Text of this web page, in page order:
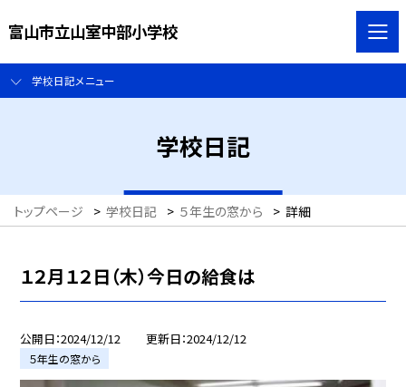
富山市立山室中部小学校
学校日記メニュー
学校日記
トップページ > 学校日記 > ５年生の窓から > 詳細
１２月１２日（木）今日の給食は
公開日 2024/12/12 更新日 2024/12/12
５年生の窓から